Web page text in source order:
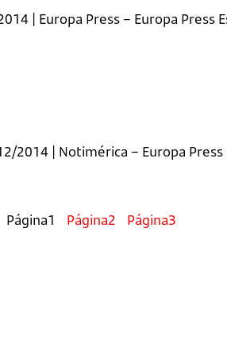
| Europa Press – Europa Press
2014 | Notimérica – Europa
Página1 Página2 Página3